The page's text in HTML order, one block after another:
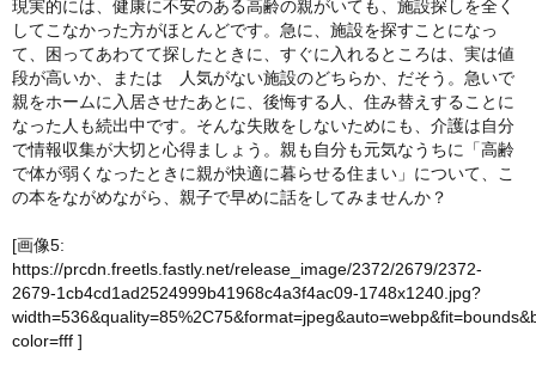
現実的には、健康に不安のある高齢の親がいても、施設探しを全く
してこなかった方がほとんどです。急に、施設を探すことになっ
て、困ってあわてて探したときに、すぐに入れるところは、実は値
段が高いか、または 人気がない施設のどちらか、だそう。急いで
親をホームに入居させたあとに、後悔する人、住み替えすることに
なった人も続出中です。そんな失敗をしないためにも、介護は自分
で情報収集が大切と心得ましょう。親も自分も元気なうちに「高齢
で体が弱くなったときに親が快適に暮らせる住まい」について、こ
の本をながめながら、親子で早めに話をしてみませんか？
[画像5:
https://prcdn.freetls.fastly.net/release_image/2372/2679/2372-
2679-1cb4cd1ad2524999b41968c4a3f4ac09-1748x1240.jpg?
color=fff ]